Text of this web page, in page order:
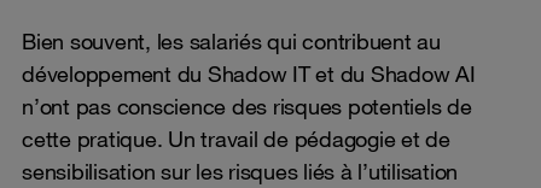
Bien souvent, les salariés qui contribuent au
développement du Shadow IT et du Shadow AI
n’ont pas conscience des risques potentiels de
cette pratique. Un travail de pédagogie et de
sensibilisation sur les risques liés à l’utilisation